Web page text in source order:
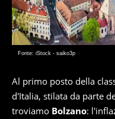
Fonte: iStock - saiko3p
Al primo posto della
d'Italia, stilata da parte
troviamo Bolzano: